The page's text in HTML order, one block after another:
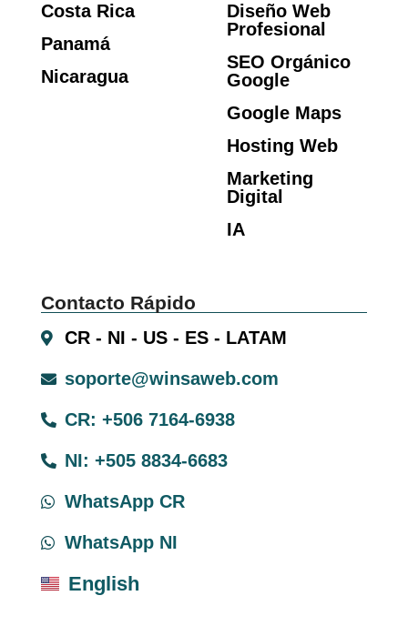
Costa Rica
Panamá
Nicaragua
Diseño Web
Profesional
SEO Orgánico
Google
Google Maps
Hosting Web
Marketing
Digital
IA
Contacto Rápido
CR - NI - US - ES - LATAM
soporte@winsaweb.com
CR: +506 7164-6938
NI: +505 8834-6683
WhatsApp CR
WhatsApp NI
English